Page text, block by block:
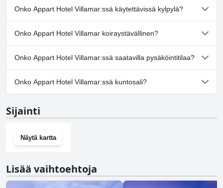
Kyllä, Appart Hotel Villamar:ssä on uima-allas/altaita, jotka
kuuluvat yhteen tai useampaan seuraavista luokista: Lastenallas,
Yksityinen uima-allas, Ulkouima-allas.
Onko Appart Hotel Villamar:ssä käytettävissä kylpylä?
Ei, Appart Hotel Villamar ei tarjoa kylpylää.
Onko Appart Hotel Villamar koiraystävällinen?
Ei, Appart Hotel Villamar ei salli koiria.
Onko Appart Hotel Villamar:ssä saatavilla pysäköintitilaa?
Ei, Appart Hotel Villamar ei tarjoa pysäköintimahdollisuutta.
Onko Appart Hotel Villamar:ssä kuntosali?
Sijainti
Näytä kartta
Lisää vaihtoehtoja